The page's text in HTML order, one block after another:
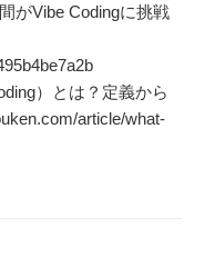
がVibe Codingに挑戦
）とは？定義から
article/what-